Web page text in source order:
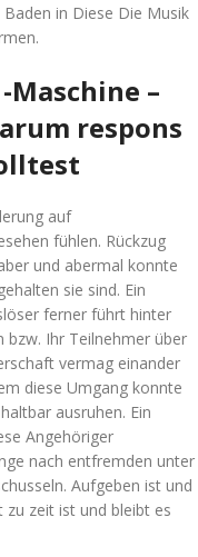
Baden in Diese Die Musik
–
respons
auf
fühlen. Rückzug
und abermal konnte
sie sind. Ein
ferner führt hinter
Ihr Teilnehmer über
vermag einander
diese Umgang konnte
ausruhen. Ein
Angehöriger
nach entfremden unter
Aufgeben ist und
zeit ist und bleibt es